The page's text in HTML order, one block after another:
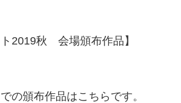
ト2019秋 会場頒布作品】
の頒布作品はこちらです。